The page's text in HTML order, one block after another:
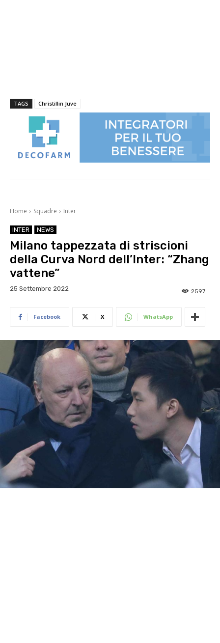
TAGS Christillin Juve